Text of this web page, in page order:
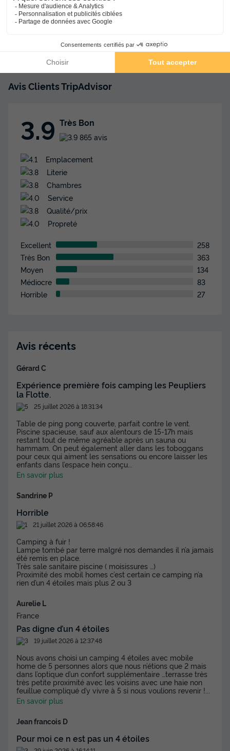
Avis TripAdvisor Avis clients
Avis TripAdvisor
Avis Clients TripAdvisor
3.9 Très Bon
865 avis
Emplacement
Literie
Chambres
Service
Qualité/prix
Propreté
Excellent
258
Très Bon
363
Moyen
134
Médiocre
83
Horrible
27
Avis récents
Gérard C
Expérience première fois camping les Peupliers
la Flotte.
25 juillet 2026 à 18:31:34
Table de ping pong couverte, parfait contre le vent.
Piscine spacieuse, sauf aux alentours de 15-17h mais
restant tout de même agréable après un sauna ou
hammam. On peut également aller dans les toboggans
pour ceux qui aiment les sensations ou encore laisser les
enfants dans l’espace hein conçu
En savoir plus
Sandrine P
Horrible
21 juillet 2026 à 06:58:46
Camping à fuir !
Lampe tombé par terre malgré nos demandes il n’a jamais
été remis en place.
Très sale sanitaire piscine ( moisissures …)
Proximité des mobil homes c’est certain ce camping n’a
rien d’un 4 étoiles mais plus 2 ou 3
Aurelie L
France
Pas digne d’un 4 étoiles
19 juillet 2026 à 12:37:48
Nous avons choisi un camping 4 étoiles avec mobile
home de 5 personnes alors que nous n’étions que 2 mais
dans l’optique d’un confort supplémentaire …terrasse très
très petite proximité avec les voisins avec une haie non
feuillue compliqué d’y vivre à 5 si nous voulions revenir !
En savoir plus
Jean francois D
Pour moi ce n est pas un 4 étoiles